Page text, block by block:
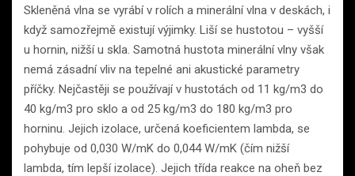
Skleněná vlna se vyrábí v rolích a minerální vlna v deskách, i
když samozřejmě existují výjimky. Liší se hustotou – vyšší
u hornin, nižší u skla. Samotná hustota minerální vlny však
nemá zásadní vliv na tepelné ani akustické parametry
příčky. Nejčastěji se používají v hustotách od 11 kg/m3 do
40 kg/m3 pro sklo a od 25 kg/m3 do 180 kg/m3 pro
horninu. Jejich izolace, určená koeficientem lambda, se
pohybuje od 0,030 W/mK do 0,044 W/mK (čím nižší
lambda, tím lepší izolace). Jejich třída reakce na oheň bez